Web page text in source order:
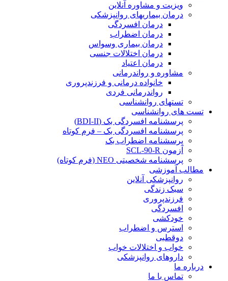
ویزیت و مشاوره آنلاین
درمان بیماریهای روانپزشکی
درمان افسردگی
درمان اضطراب
درمان بیماری وسواس
درمان اختلالات جنسی
درمان اعتیاد
مشاوره و رواندرمانی
خانواده درمانی و فرزندپروری
رواندرمانی فردی
تستهای روانشناسی
تست های روانشناسی
پرسشنامه افسردگی بک (BDI-II)
پرسشنامه افسردگی بک – فرم کوتاه
پرسشنامه اضطراب بک
آزمون SCL-90-R
پرسشنامه شخصیتی NEO (فرم کوتاه)
مطالب آموزشی
روانپزشکی آنلاین
سبک زندگی
فرزندپروری
افسردگی
خودکشی
استرس و اضطراب
دوقطبی
خواب و اختلالات خواب
داروهای روانپزشکی
درباره ما
تماس با ما